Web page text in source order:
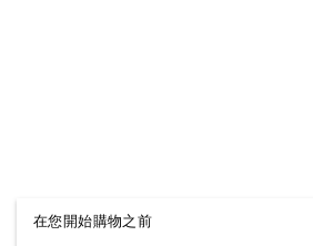
在您開始購物之前